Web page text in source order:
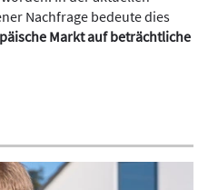
Nachfrage bedeute dies
Markt auf beträchtliche